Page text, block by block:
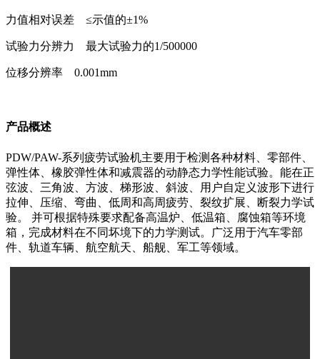
力值相对误差 ≤示值的±1%
试验力分辨力 最大试验力的1/500000
位移分辨率 0.001mm
产品概述
PDW/PAW-系列疲劳试验机主要用于检测各种材料、零部件、
弹性体、橡胶弹性体和减震器的动静态力学性能试验。能在正
弦波、三角波、方波、梯形波、斜波、用户自定义波形下进行
拉伸、压缩、弯曲、低周和高周疲劳、裂纹扩展、断裂力学试
验。 并可根据特殊要求配备高温炉、低温箱、腐蚀箱等环境
箱，完成材料在不同坏境下的力学测试。广泛用于汽车零部
件、轨道车辆、航空航天、船舰、军工等领域。